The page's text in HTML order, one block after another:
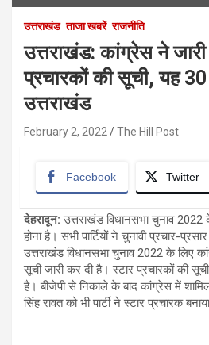
उत्तराखंड ताजा खबरें राजनीति
उत्तराखंड: कांग्रेस ने
प्रचारकों की सूची, यह
उत्तराखंड
February 2, 2022 The Hill Post
Facebook Twitter
देहरादून: उत्तराखंड विधानसभा चुनाव
होना है। सभी पार्टियों ने चुनावी प्रचार-
उत्तराखंड विधानसभा चुनाव 2022 के लिए
सूची जारी कर दी है। स्टार प्रचारकों की
है। बीजेपी से निकाले के बाद कांग्रेस में
सिंह रावत को भी पार्टी ने स्टार प्रचारक